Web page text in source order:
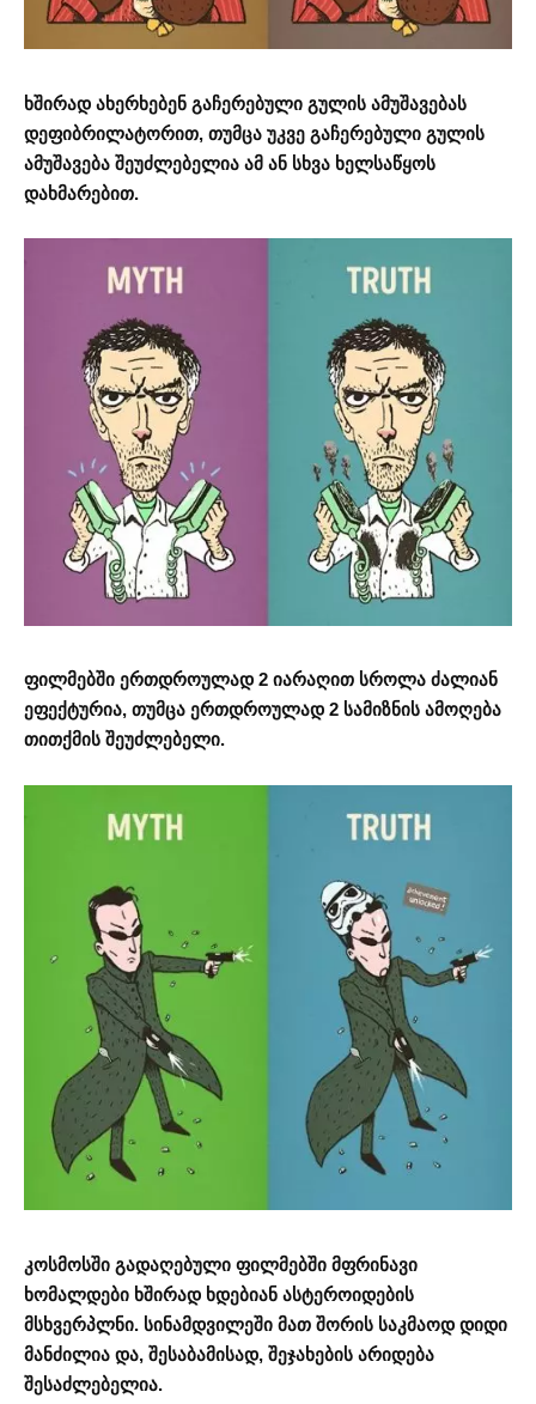
ხშირად ახერხებენ გაჩერებული გულის ამუშავებას
დეფიბრილატორით, თუმცა უკვე გაჩერებული გულის
ამუშავება შეუძლებელია ამ ან სხვა ხელსაწყოს
დახმარებით.
ფილმებში ერთდროულად 2 იარაღით სროლა ძალიან
ეფექტურია, თუმცა ერთდროულად 2 სამიზნის ამოღება
თითქმის შეუძლებელი.
კოსმოსში გადაღებული ფილმებში მფრინავი
ხომალდები ხშირად ხდებიან ასტეროიდების
მსხვერპლნი. სინამდვილეში მათ შორის საკმაოდ დიდი
მანძილია და, შესაბამისად, შეჯახების არიდება
შესაძლებელია.